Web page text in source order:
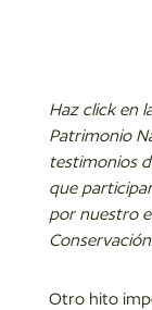
Haz click en
Patrimonio
testimonios
que
por nuestro
Otro hito